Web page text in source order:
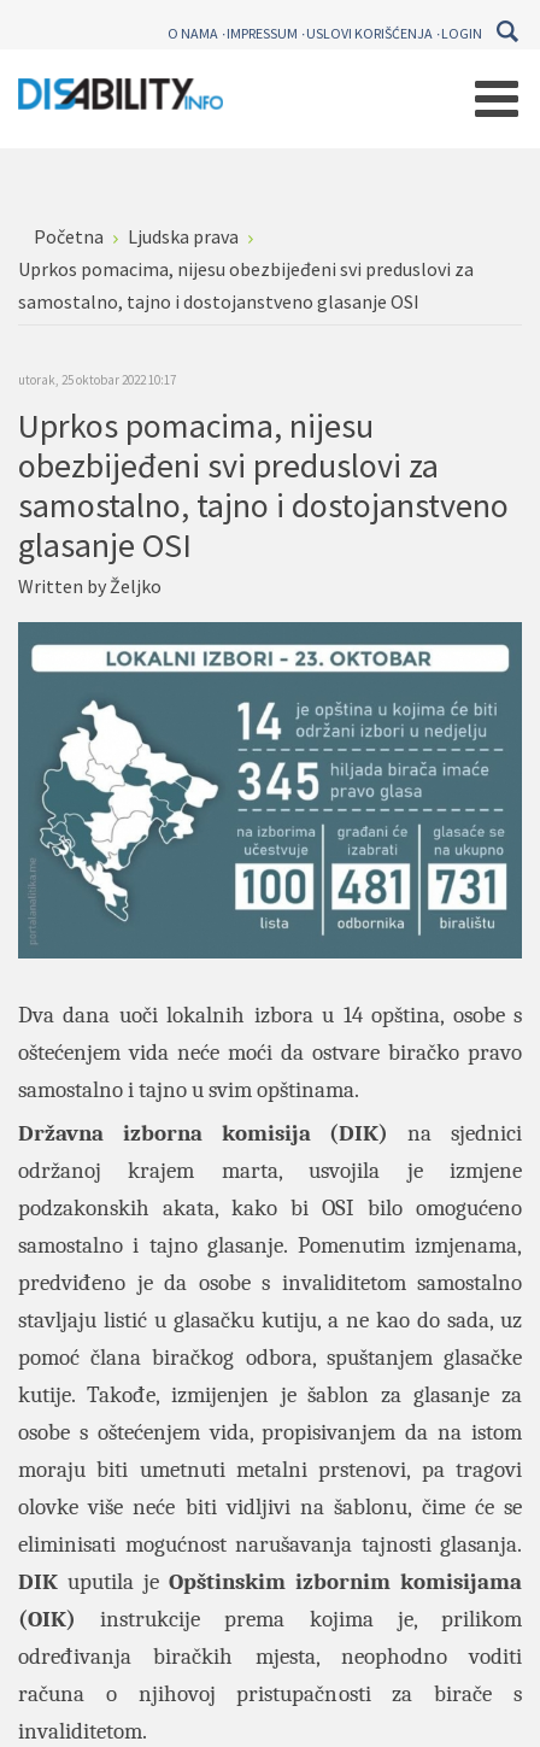
O NAMA IMPRESSUM USLOVI KORIŠĆENJA LOGIN
Početna
Ljudska prava
Uprkos pomacima, nijesu obezbijeđeni svi preduslovi za
samostalno, tajno i dostojanstveno glasanje OSI
utorak, 25 oktobar 2022 10:17
Uprkos pomacima, nijesu
obezbijeđeni svi preduslovi za
samostalno, tajno i dostojanstveno
glasanje OSI
Written byŽeljko
Dva dana uoči lokalnih izbora u 14 opština, osobe s
oštećenjem vida neće moći da ostvare biračko pravo
samostalno i tajno u svim opštinama.
Državna izborna komisija (DIK)
na sjednici
održanoj krajem marta, usvojila je izmjene
podzakonskih akata, kako bi OSI bilo omogućeno
samostalno i tajno glasanje. Pomenutim izmjenama,
predviđeno je da osobe s invaliditetom samostalno
stavljaju listić u glasačku kutiju, a ne kao do sada, uz
pomoć člana biračkog odbora, spuštanjem glasačke
kutije. Takođe, izmijenjen je šablon za glasanje za
osobe s oštećenjem vida, propisivanjem da na istom
moraju biti umetnuti metalni prstenovi, pa tragovi
olovke više neće biti vidljivi na šablonu, čime će se
eliminisati mogućnost narušavanja tajnosti glasanja.
DIK uputila je Opštinskim izbornim komisijama
(OIK)instrukcije prema kojima je, prilikom
određivanja biračkih mjesta, neophodno voditi
računa o njihovoj pristupačnosti za birače s
invaliditetom.